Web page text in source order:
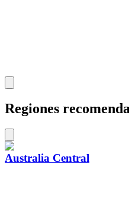
Regiones
Australia Central